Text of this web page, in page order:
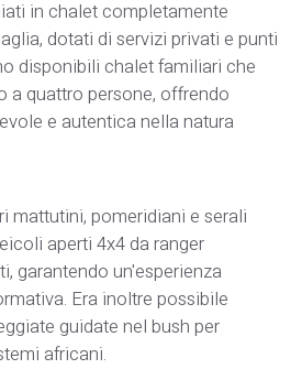
in chalet completamente
dotati di servizi privati e punti
disponibili chalet familiari che
a quattro persone, offrendo
e autentica nella natura
mattutini, pomeridiani e serali
aperti 4x4 da ranger
garantendo un'esperienza
Era inoltre possibile
guidate nel bush per
africani.